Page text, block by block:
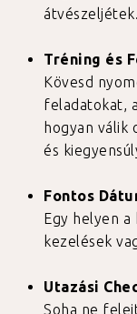
átvészeljétek.
Tréning és
Kövesd
feladatokat,
hogyan válik
és
Fontos
Egy helyen
kezelések
Utazási
Soha ne